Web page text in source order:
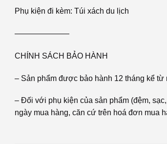
Phụ kiện đi kèm: Túi xách du lịch
———————
CHÍNH SÁCH BẢO HÀNH
– Sản phẩm được bảo hành 12 tháng kể
– Đối với phụ kiện của sản phẩm (đệm,
ngày mua hàng, căn cứ trên hoá đơn mua